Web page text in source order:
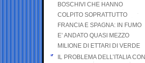
BOSCHIVI CHE HANNO
COLPITO SOPRATTUTTO
FRANCIA E SPAGNA: IN FUMO
E’ ANDATO QUASI MEZZO
MILIONE DI ETTARI DI VERDE
IL PROBLEMA DELL’ITALIA CON